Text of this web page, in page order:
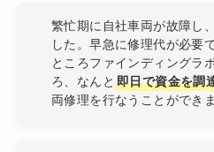
繁忙期に自社車両が故障し
した。早急に修理代が必要
ところファインディングラ
ろ、なんと 即日で資金を調
両修理を行なうことができま